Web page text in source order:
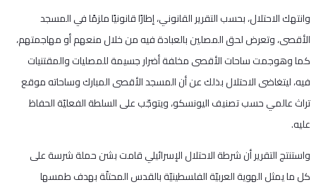
وانتهك الاحتلال، بحسب التقرير القانوني، إطارًا قانونيًا ملزمًا في المسجد
الأقصى، وتعرض لحق المصلين بالعبادة فيه من خلال منعهم أو مهاجمتهم،
كما وهوجمت ساحات الأقصى مخلفة أضرار جسيمة للمصليات والمقتنيات
فيه، ليتغاضى الاحتلال بذلك عن أن المسجد الأقصى المبارك وساحاته موقع
تراث عالمي حسب تصنيف اليونسكو، ويتوجّب على السلطة الفعليّة الحفاظ
عليه.
واستنتج التقرير أن شرطة الاحتلال الإسرائيلي قامت بشن حملة شرسة على
كل ما يمثل الهوية العربيّة الفلسطينيّة بالقدس المحتلّة بهدف طمسها